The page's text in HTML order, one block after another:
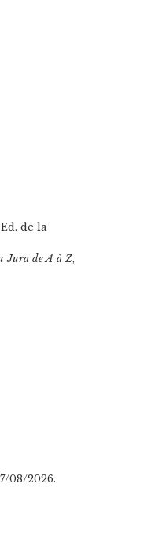
de la
Jura de A à Z,
08/2026.